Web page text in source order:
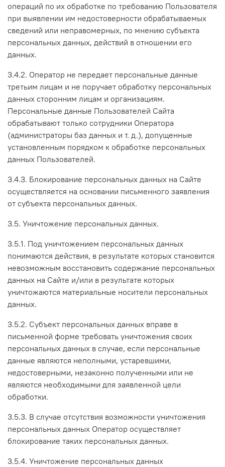
операций по их обработке по требованию Пользователя
при выявлении им недостоверности обрабатываемых
сведений или неправомерных, по мнению субъекта
персональных данных, действий в отношении его
данных.
3.4.2. Оператор не передает персональные данные
третьим лицам и не поручает обработку персональных
данных сторонним лицам и организациям.
Персональные данные Пользователей Сайта
обрабатывают только сотрудники Оператора
(администраторы баз данных и т. д.), допущенные
установленным порядком к обработке персональных
данных Пользователей.
3.4.3. Блокирование персональных данных на Сайте
осуществляется на основании письменного заявления
от субъекта персональных данных.
3.5. Уничтожение персональных данных.
3.5.1. Под уничтожением персональных данных
понимаются действия, в результате которых становится
невозможным восстановить содержание персональных
данных на Сайте и/или в результате которых
уничтожаются материальные носители персональных
данных.
3.5.2. Субъект персональных данных вправе в
письменной форме требовать уничтожения своих
персональных данных в случае, если персональные
данные являются неполными, устаревшими,
недостоверными, незаконно полученными или не
являются необходимыми для заявленной цели
обработки.
3.5.3. В случае отсутствия возможности уничтожения
персональных данных Оператор осуществляет
блокирование таких персональных данных.
3.5.4. Уничтожение персональных данных